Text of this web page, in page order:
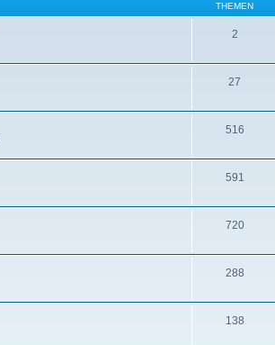
THEMEN
2
27
516
591
720
288
138